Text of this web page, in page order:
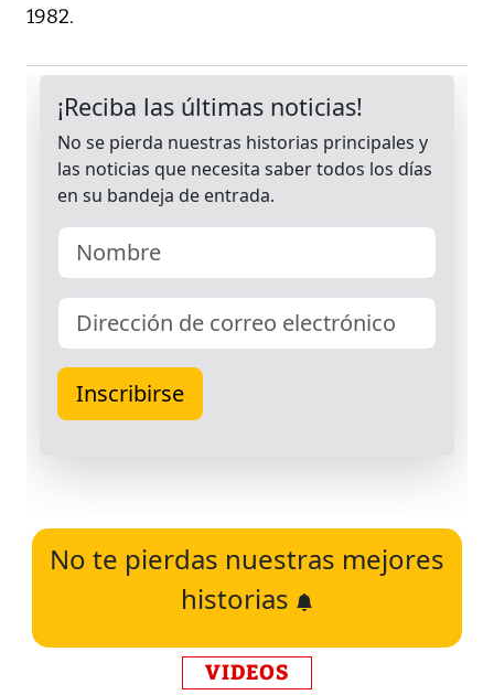
1982.
No te pierdas nuestras mejores
historias
VIDEOS